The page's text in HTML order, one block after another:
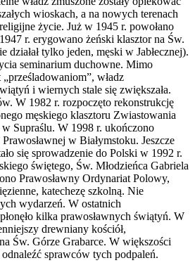
wioskach, a na nowych terenach
życie. Już w 1945 r. powołano
r. erygowano żeński klasztor na Św.
działał tylko jeden, męski w Jabłecznej).
seminarium duchowne. Mimo
władz
i wiernych stale się zwiększała.
W 1982 r. rozpoczęto rekonstrukcję
męskiego klasztoru Zwiastowania
Supraślu. W 1998 r. ukończono
w Białymstoku. Jeszcze
się sprowadzenie do Polski w 1992 r.
świętego, Św. Młodzieńca Gabriela
Prawosławny Ordynariat Polowy,
katechezę szkolną. Nie
wydarzeń. W ostatnich
kilka prawosławnych świątyń. W
drewniany kościół,
Św. Górze Grabarce. W większości
sprawców tych podpaleń.